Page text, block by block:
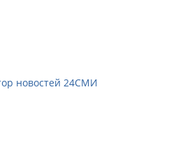
новостей 24СМИ